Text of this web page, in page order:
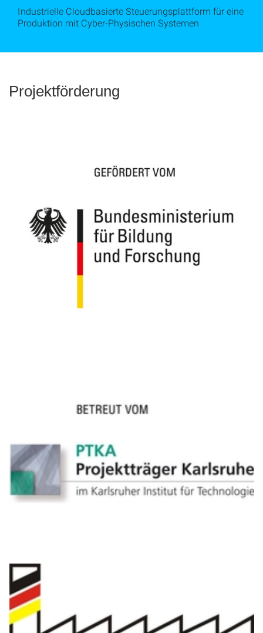
Industrielle Cloudbasierte Steuerungsplattform für eine
Produktion mit Cyber-Physischen Systemen
Projektförderung